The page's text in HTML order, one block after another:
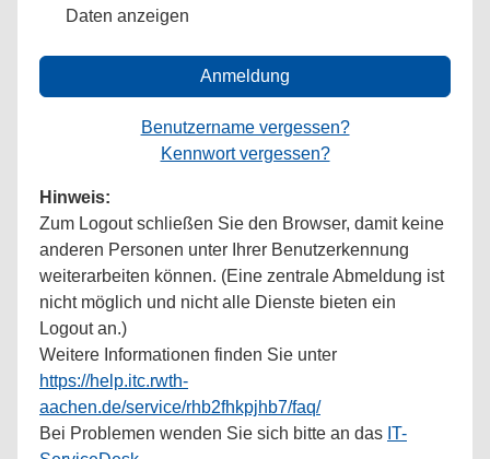
Daten anzeigen
Anmeldung
Benutzername vergessen?
Kennwort vergessen?
Hinweis:
Zum Logout schließen Sie den Browser, damit keine
anderen Personen unter Ihrer Benutzerkennung
weiterarbeiten können. (Eine zentrale Abmeldung ist
nicht möglich und nicht alle Dienste bieten ein
Logout an.)
Weitere Informationen finden Sie unter
https://help.itc.rwth-
aachen.de/service/rhb2fhkpjhb7/faq/
Bei Problemen wenden Sie sich bitte an das IT-